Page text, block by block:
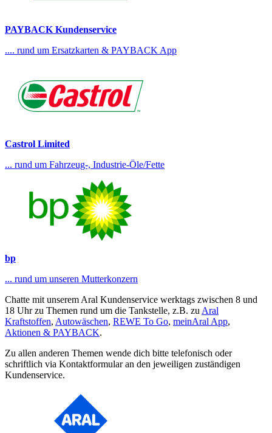
PAYBACK Kundenservice
.... rund um Ersatzkarten & PAYBACK App
Castrol Limited
... rund um Fahrzeug-, Industrie-Öle/Fette
bp
... rund um unseren Mutterkonzern
Chatte mit unserem Aral Kundenservice werktags zwischen 8 und
18 Uhr zu Themen rund um die Tankstelle, z.B. zu Aral
Kraftstoffen, Autowäschen, REWE To Go, meinAral App,
Aktionen & PAYBACK.
Zu allen anderen Themen wende dich bitte telefonisch oder
schriftlich via Kontaktformular an den jeweiligen zuständigen
Kundenservice.